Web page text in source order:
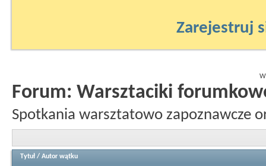
Zarejestruj
Forum: Warsztaciki
Spotkania warsztatowo zapoznawcze
Tytuł / Autor wątku